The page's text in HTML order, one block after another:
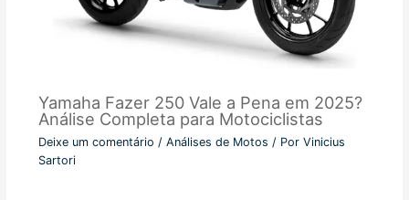
Yamaha Fazer 250 Vale a Pena em 2025?
Análise Completa para Motociclistas
Deixe um comentário / Análises de Motos / Por Vinicius
Sartori